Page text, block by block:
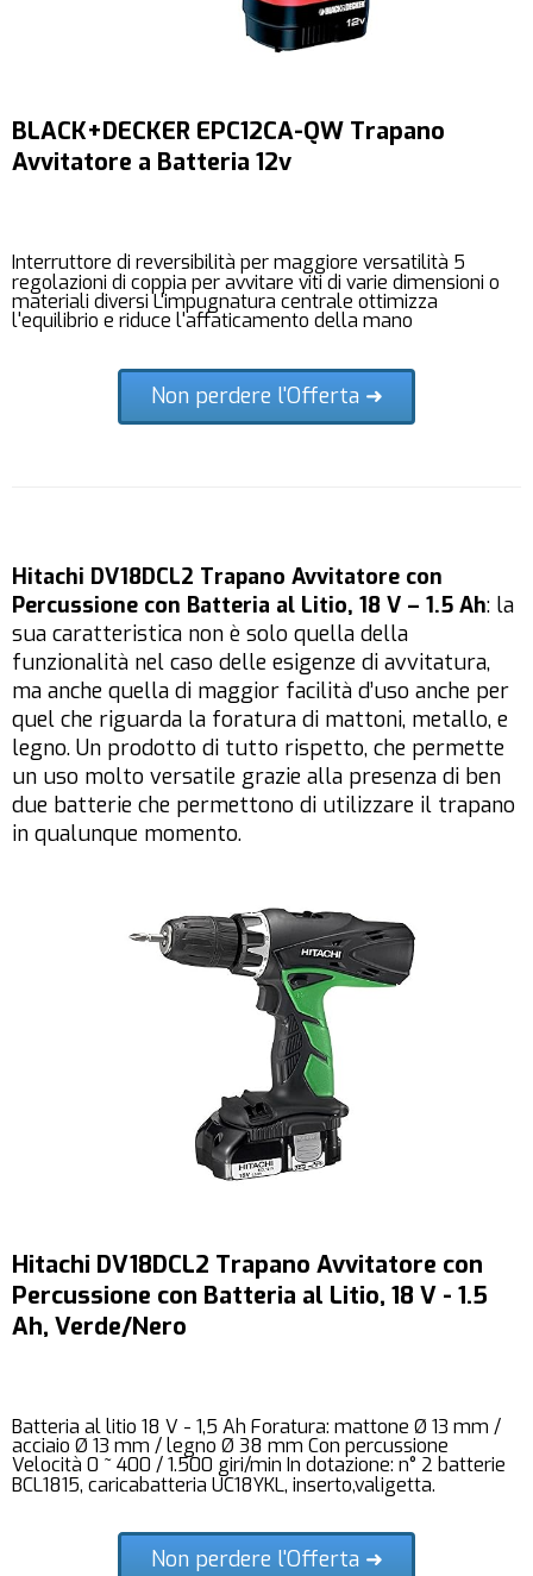
BLACK+DECKER EPC12CA-QW Trapano
Avvitatore a Batteria 12v
Interruttore di reversibilità per maggiore versatilità 5
regolazioni di coppia per avvitare viti di varie dimensioni o
materiali diversi L'impugnatura centrale ottimizza
l'equilibrio e riduce l'affaticamento della mano
Non perdere l'Offerta ➜
Hitachi DV18DCL2 Trapano Avvitatore con
Percussione con Batteria al Litio, 18 V – 1.5 Ah: la
sua caratteristica non è solo quella della
funzionalità nel caso delle esigenze di avvitatura,
ma anche quella di maggior facilità d’uso anche per
quel che riguarda la foratura di mattoni, metallo, e
legno. Un prodotto di tutto rispetto, che permette
un uso molto versatile grazie alla presenza di ben
due batterie che permettono di utilizzare il trapano
in qualunque momento.
Hitachi DV18DCL2 Trapano Avvitatore con
Percussione con Batteria al Litio, 18 V - 1.5
Ah, Verde/Nero
Batteria al litio 18 V - 1,5 Ah Foratura: mattone Ø 13 mm /
acciaio Ø 13 mm / legno Ø 38 mm Con percussione
Velocità 0 ~ 400 / 1.500 giri/min In dotazione: n° 2 batterie
BCL1815, caricabatteria UC18YKL, inserto,valigetta.
Non perdere l'Offerta ➜